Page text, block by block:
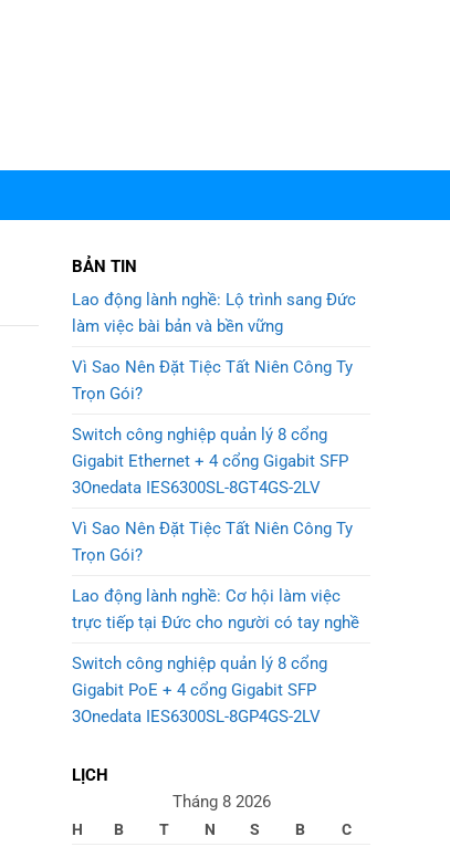
BẢN TIN
Lao động lành nghề: Lộ trình sang Đức
làm việc bài bản và bền vững
Vì Sao Nên Đặt Tiệc Tất Niên Công Ty
Trọn Gói?
Switch công nghiệp quản lý 8 cổng
Gigabit Ethernet + 4 cổng Gigabit SFP
3Onedata IES6300SL-8GT4GS-2LV
Vì Sao Nên Đặt Tiệc Tất Niên Công Ty
Trọn Gói?
Lao động lành nghề: Cơ hội làm việc
trực tiếp tại Đức cho người có tay nghề
Switch công nghiệp quản lý 8 cổng
Gigabit PoE + 4 cổng Gigabit SFP
3Onedata IES6300SL-8GP4GS-2LV
LỊCH
Tháng 8 2026
H B T N S B
C